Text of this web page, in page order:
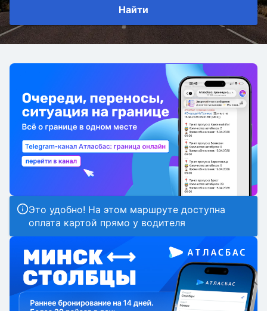
Найти
Это удобно! На этом маршруте доступна
оплата картой прямо у водителя